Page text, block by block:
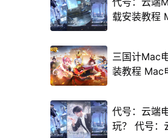
载安装教程
三国计Mac
装教程 Mac
代号：云端
玩？ 代号：